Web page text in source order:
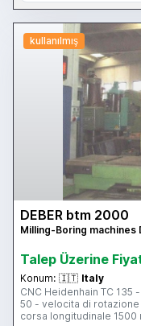
kullanılmış
DEBER btm 2000
Milling-Boring machines
Talep Üzerine
Konum: 🇮🇹 Italy
CNC Heidenhain TC
50 - velocita di
corsa longitudinale